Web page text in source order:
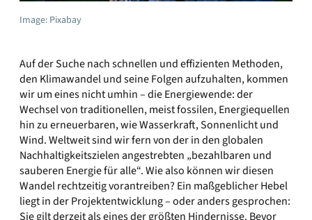
Image: Pixabay
Auf der Suche nach schnellen und effizienten Methoden,
den Klimawandel und seine Folgen aufzuhalten, kommen
wir um eines nicht umhin – die Energiewende: der
Wechsel von traditionellen, meist fossilen, Energiequellen
hin zu erneuerbaren, wie Wasserkraft, Sonnenlicht und
Wind. Weltweit sind wir fern von der in den globalen
Nachhaltigkeitszielen angestrebten „bezahlbaren und
sauberen Energie für alle“. Wie also können wir diesen
Wandel rechtzeitig vorantreiben? Ein maßgeblicher Hebel
liegt in der Projektentwicklung – oder anders gesprochen:
Sie gilt derzeit als eines der größten Hindernisse. Bevor